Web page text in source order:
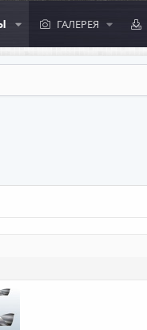
ГАЛЕРЕЯ